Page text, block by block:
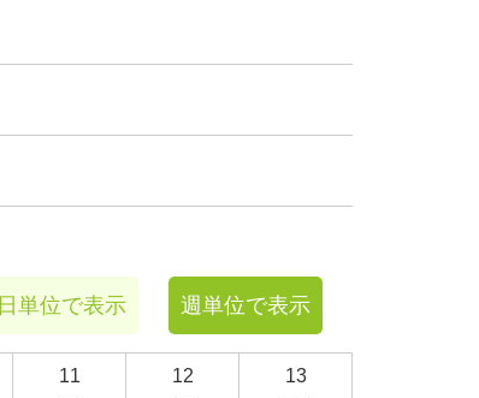
週単位で表示
日単位で表示
11
12
13